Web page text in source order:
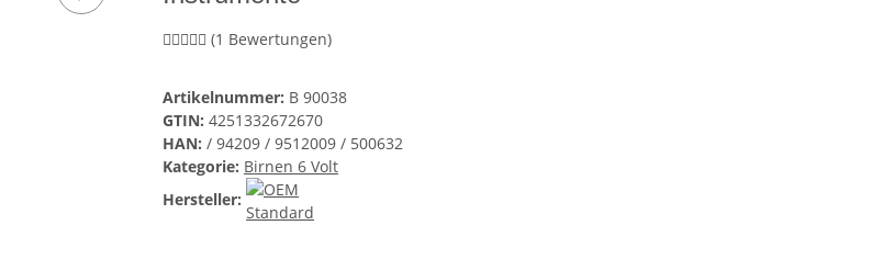
(1 Bewertungen)
Artikelnummer: B 90038
GTIN: 4251332672670
HAN: / 94209 / 9512009 / 500632
Kategorie: Birnen 6 Volt
Hersteller: